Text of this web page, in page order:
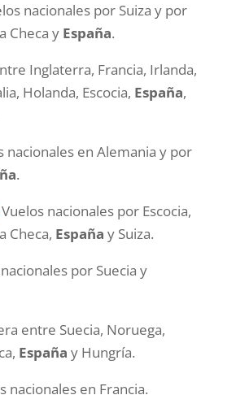
nacionales por Suiza y por
Checa y España.
Inglaterra, Francia, Irlanda,
Holanda, Escocia, España,
nacionales en Alemania y por
.
Vuelos nacionales por Escocia,
Checa, España y Suiza.
por Suecia y
entre Suecia, Noruega,
España y Hungría.
nacionales en Francia.